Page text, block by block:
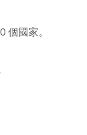
國家。